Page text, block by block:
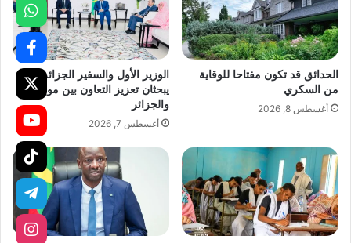
الحدائق قد تكون مفتاحا للوقاية
من السكري
أغسطس 8, 2026
الوزير الأول والسفير الجزائري
يبحثان تعزيز التعاون بين موريتانيا
والجزائر
أغسطس 7, 2026